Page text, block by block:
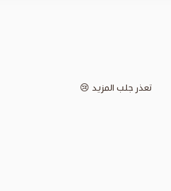
تعذر جلب المزيد 😢